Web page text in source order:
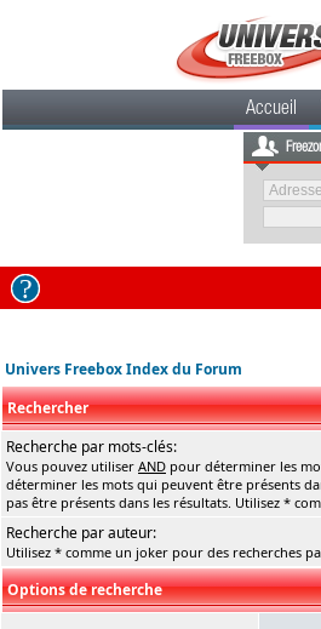
Accueil
Univers Freebox Index du Forum
Rechercher
Recherche par mots-clés:
Vous pouvez utiliser AND pour déterminer les
déterminer les mots qui peuvent être présents
pas être présents dans les résultats. Utilisez *
Recherche par auteur:
Utilisez * comme un joker pour des recherches
Options de recherche